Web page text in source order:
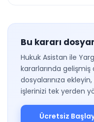
Bu kararı
Hukuk Asistan ile
kararlarında gelişmiş
dosyalarınıza
işlerinizi tek yerden
Ücretsiz